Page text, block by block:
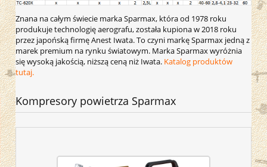
Znana na całym świecie marka Sparmax, która od 1978 roku
produkuje technologię aerografu, została kupiona w 2018 roku
przez japońską firmę Anest Iwata. To czyni markę Sparmax jedną z
marek premium na rynku światowym. Marka Sparmax wyróżnia
się wysoką jakością, niższą ceną niż Iwata. Katalog produktów
tutaj.
Kompresory powietrza Sparmax